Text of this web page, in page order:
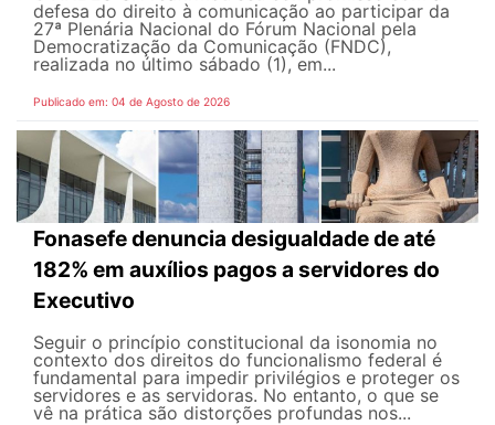
defesa do direito à comunicação ao participar da
27ª Plenária Nacional do Fórum Nacional pela
Democratização da Comunicação (FNDC),
realizada no último sábado (1), em...
Publicado em: 04 de Agosto de 2026
Fonasefe denuncia desigualdade de até
182% em auxílios pagos a servidores do
Executivo
Seguir o princípio constitucional da isonomia no
contexto dos direitos do funcionalismo federal é
fundamental para impedir privilégios e proteger os
servidores e as servidoras. No entanto, o que se
vê na prática são distorções profundas nos...